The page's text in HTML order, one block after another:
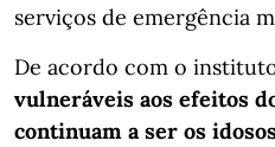
serviços de emergência
De acordo com o
vulneráveis aos efeitos
continuam a ser os